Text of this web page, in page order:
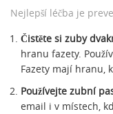
Nejlepší léčba je
Čistěte si zuby
hranu fazety.
Fazety mají hranu,
Používejte zubní
email i v místech,